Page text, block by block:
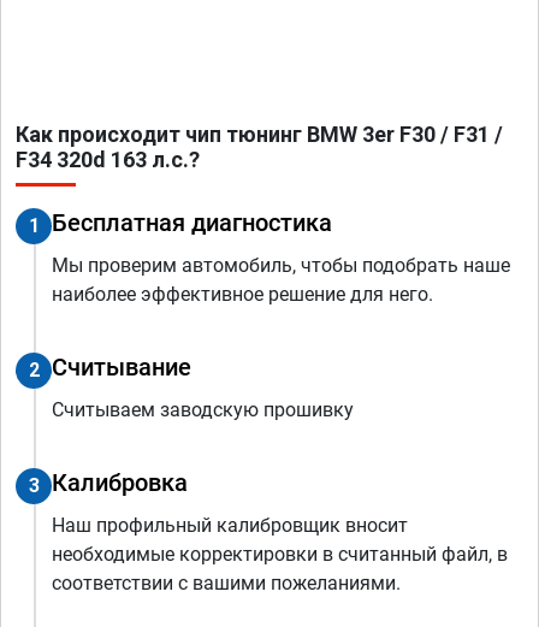
Как происходит чип тюнинг BMW 3er F30 / F31 /
F34 320d 163 л.с.?
1 Бесплатная диагностика
Мы проверим автомобиль, чтобы подобрать наше
наиболее эффективное решение для него.
2 Считывание
Считываем заводскую прошивку
3 Калибровка
Наш профильный калибровщик вносит
необходимые корректировки в считанный файл, в
соответствии с вашими пожеланиями.